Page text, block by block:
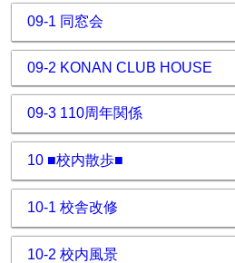
09-1 同窓会
09-2 KONAN CLUB HOUSE
09-3 110周年関係
10 ■校内散歩■
10-1 校舎改修
10-2 校内風景